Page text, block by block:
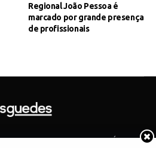
Regional João Pessoa é
marcado por grande presença
de profissionais
ARTIGOS GOVERNO JUDICIÁRIO